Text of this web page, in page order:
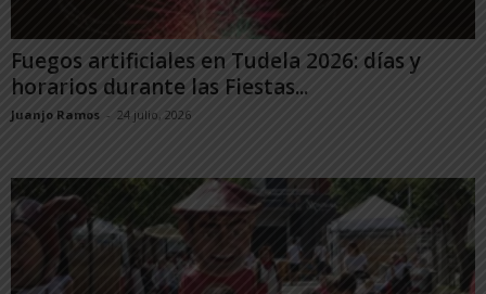
Fuegos artificiales en Tudela 2026: días y
horarios durante las Fiestas...
Juanjo Ramos - 24 julio, 2026